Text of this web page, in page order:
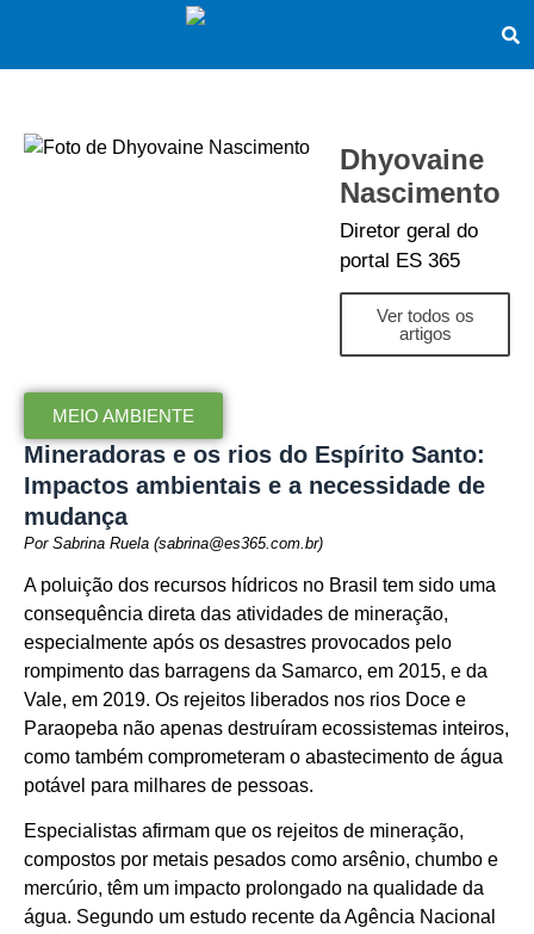
Dhyovaine
Nascimento
Diretor geral do
portal ES 365
Ver todos os
artigos
MEIO AMBIENTE
Mineradoras e os rios do Espírito Santo:
Impactos ambientais e a necessidade de
mudança
Por Sabrina Ruela (sabrina@es365.com.br)
A poluição dos recursos hídricos no Brasil tem sido uma
consequência direta das atividades de mineração,
especialmente após os desastres provocados pelo
rompimento das barragens da Samarco, em 2015, e da
Vale, em 2019. Os rejeitos liberados nos rios Doce e
Paraopeba não apenas destruíram ecossistemas inteiros,
como também comprometeram o abastecimento de água
potável para milhares de pessoas.
Especialistas afirmam que os rejeitos de mineração,
compostos por metais pesados como arsênio, chumbo e
mercúrio, têm um impacto prolongado na qualidade da
água. Segundo um estudo recente da Agência Nacional